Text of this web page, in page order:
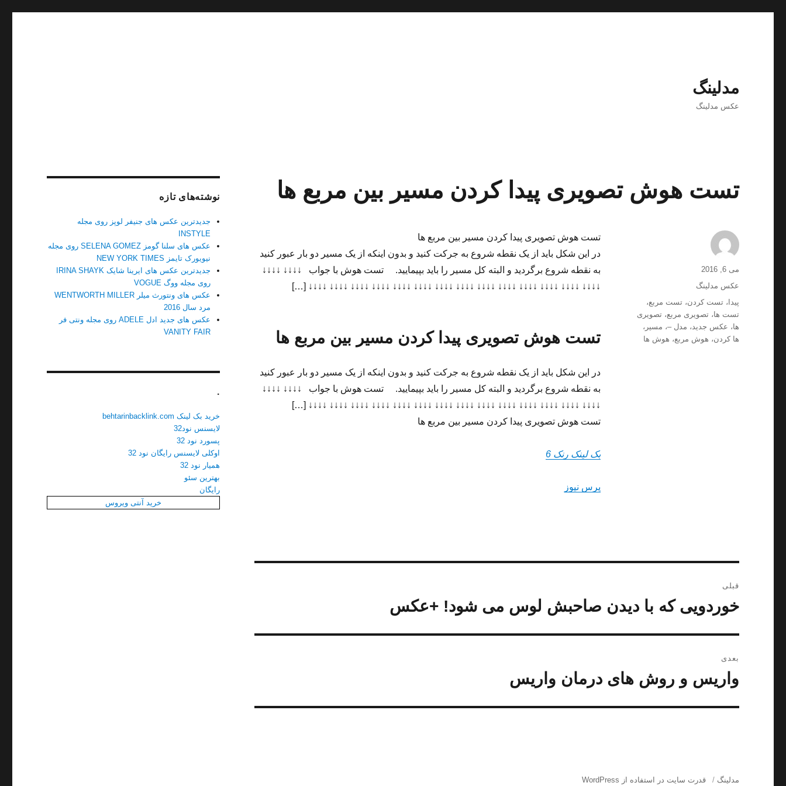
مدلینگ
عکس مدلینگ
تست هوش تصویری پیدا کردن مسیر بین مربع ها
تست هوش تصویری پیدا کردن مسیر بین مربع ها
در این شکل باید از یک نقطه شروع به جرکت کنید و بدون اینکه از یک مسیر دو بار عبور کنید
به نقطه شروع برگردید و البته کل مسیر را باید بپیمایید. تست هوش با جواب ↓↓↓↓ ↓↓↓↓
↓↓↓↓ ↓↓↓↓ ↓↓↓↓ ↓↓↓↓ ↓↓↓↓ ↓↓↓↓ ↓↓↓↓ ↓↓↓↓ ↓↓↓↓ ↓↓↓↓ ↓↓↓↓ ↓↓↓↓ ↓↓↓↓ ↓↓↓↓ […]
تست هوش تصویری پیدا کردن مسیر بین مربع ها
در این شکل باید از یک نقطه شروع به جرکت کنید و بدون اینکه از یک مسیر دو بار عبور کنید
به نقطه شروع برگردید و البته کل مسیر را باید بپیمایید. تست هوش با جواب ↓↓↓↓ ↓↓↓↓
↓↓↓↓ ↓↓↓↓ ↓↓↓↓ ↓↓↓↓ ↓↓↓↓ ↓↓↓↓ ↓↓↓↓ ↓↓↓↓ ↓↓↓↓ ↓↓↓↓ ↓↓↓↓ ↓↓↓↓ ↓↓↓↓ ↓↓↓↓ […]
تست هوش تصویری پیدا کردن مسیر بین مربع ها
بک لینک رنک 6
پرس نیوز
نویسنده
ارسال
شده
می 6, 2016
دسته‌ها
عکس مدلینگ
برچسب‌ها
پیدا ،تست کردن،تست مربع،
تست ها،تصویری مربع،تصویری
ها، عکس جدید، مدل –، مسیر ،
ها کردن، هوش مربع، هوش ها
نوشته
قبلی
نوشته
خوردویی که با دیدن صاحبش لوس می شود! +عکس
بعدی
واریس و روش های درمان واریس
نوشته‌های تازه
جدیدترین عکس های جنیفر لوپز روی مجله
INSTYLE
عکس های سلنا گومز SELENA GOMEZ روی مجله
نیویورک تایمز NEW YORK TIMES
جدیدترین عکس های ایرینا شایک IRINA SHAYK
روی مجله ووگ VOGUE
عکس های ونتورث میلر WENTWORTH MILLER
مرد سال 2016
عکس های جدید ادل ADELE روی مجله ونتی فر
VANITY FAIR
.
خرید بک لینک behtarinbacklink.com
لایسنس نود32
پسورد نود 32
اوکلی لایسنس رایگان نود 32
همیار نود 32
بهترین سئو
رایگان
خرید آنتی ویروس
مدلینگ قدرت سایت در استفاده از WordPress